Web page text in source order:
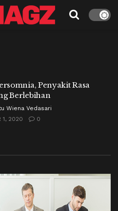
Penyakit Rasa
Berlebihan
Wiena Vedasari
1, 2020
0